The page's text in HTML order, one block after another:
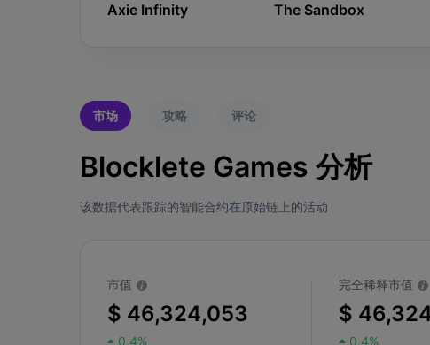
Axie Infinity The Sandbox
市场 攻略 评论
Blocklete Games 分析
该数据代表跟踪的智能合约在原始链上的活动
市值
$ 46,324,053
0.4%
完全稀释市值
$
0.4%